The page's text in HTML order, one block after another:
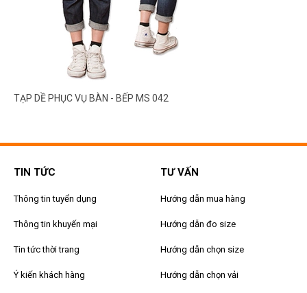
TẠP DỀ PHỤC VỤ BÀN - BẾP MS 042
TIN TỨC
Thông tin tuyển dụng
Thông tin khuyến mại
Tin tức thời trang
Ý kiến khách hàng
TƯ VẤN
Hướng dẫn mua hàng
Hướng dẫn đo size
Hướng dẫn chọn size
Hướng dẫn chọn vải